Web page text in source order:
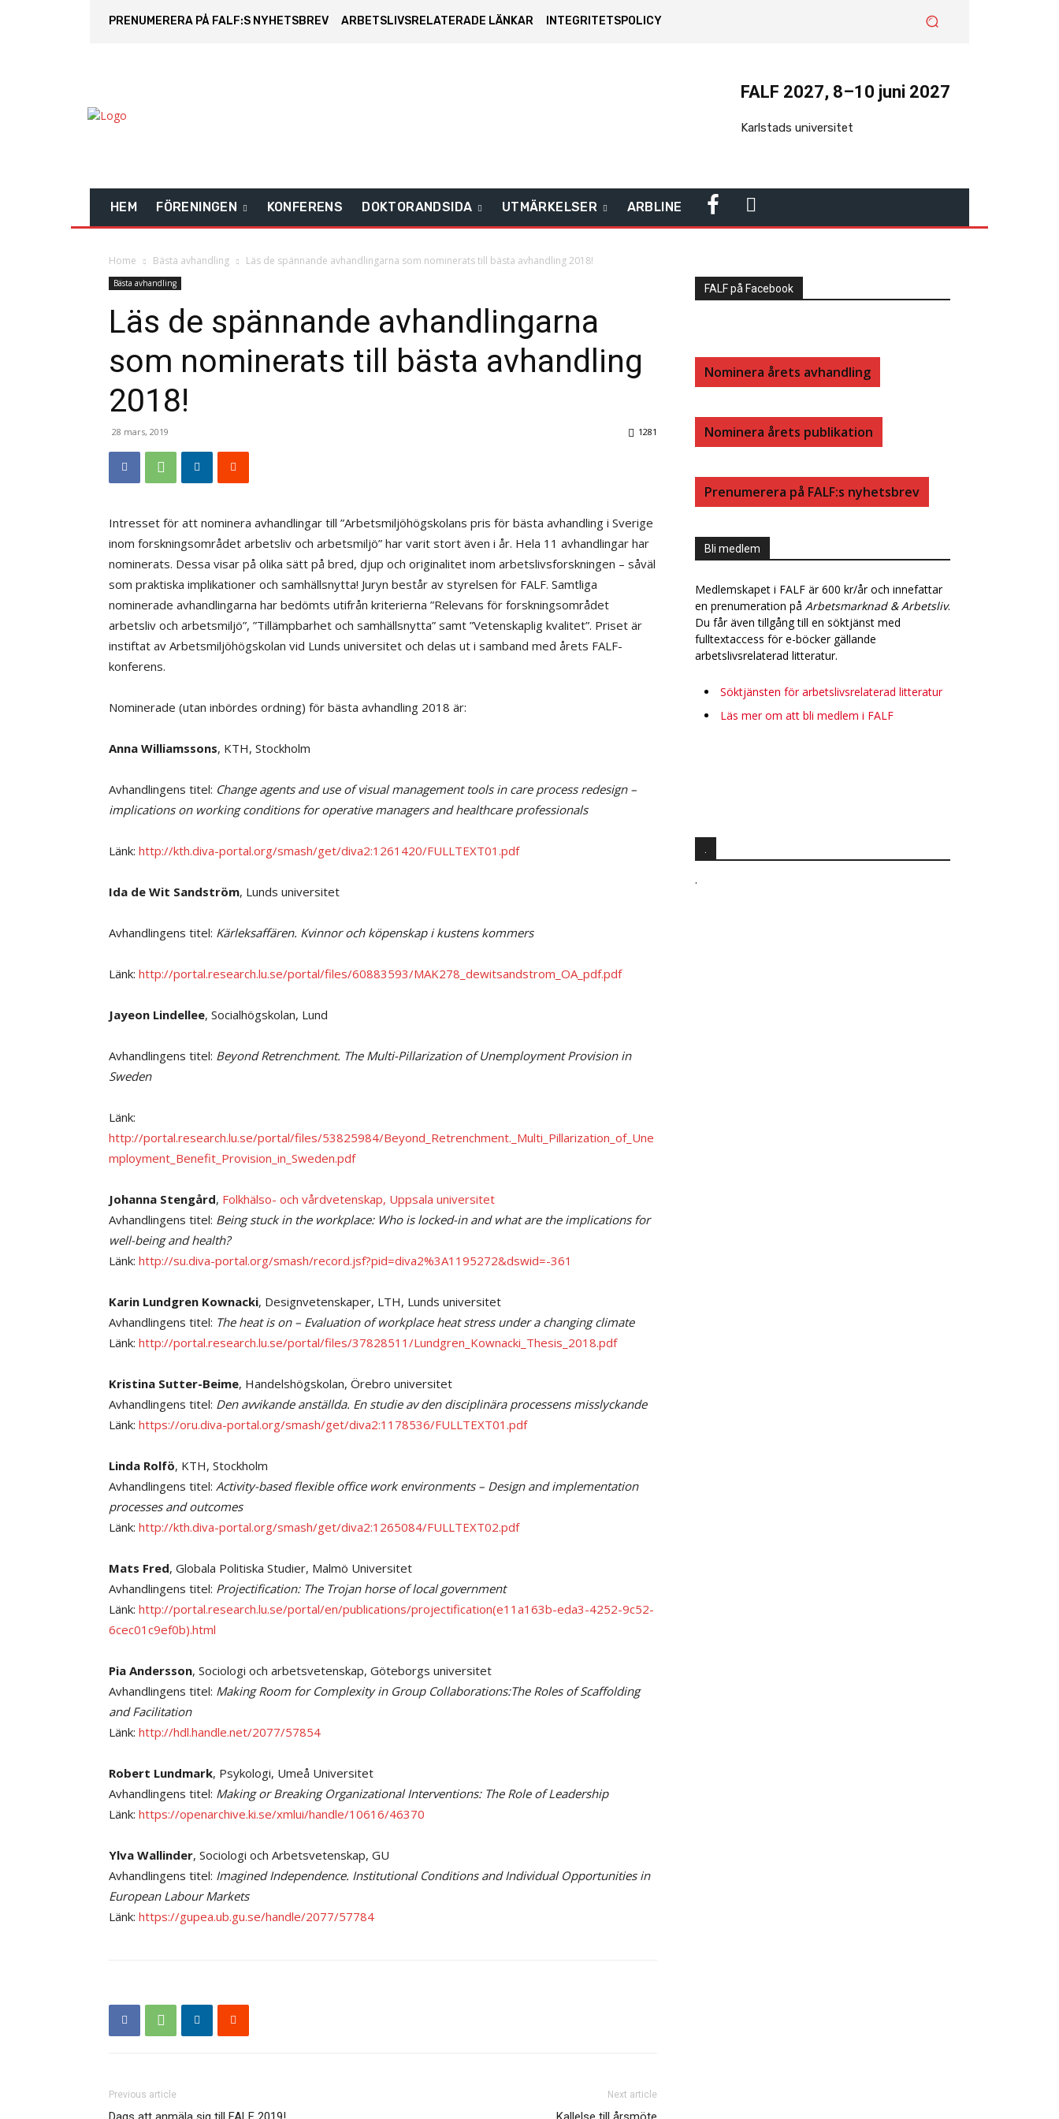
PRENUMERERA PÅ FALF:S NYHETSBREV ARBETSLIVSRELATERADE LÄNKAR INTEGRITETSPOLICY
FALF 2027, 8–10 juni 2027
Karlstads universitet
HEM FÖRENINGEN KONFERENS DOKTORANDSIDA UTMÄRKELSER ARBLINE
C
B
O
N
E
I
Home Bästa avhandling Läs de spännande avhandlingarna som nominerats till bästa avhandling 2018!
Bästa avhandling
Läs de spännande avhandlingarna
som nominerats till bästa avhandling
2018!
28 mars, 2019 1281
Intresset för att nominera avhandlingar till ”Arbetsmiljöhögskolans pris för bästa avhandling i Sverige
inom forskningsområdet arbetsliv och arbetsmiljö” har varit stort även i år. Hela 11 avhandlingar har
nominerats. Dessa visar på olika sätt på bred, djup och originalitet inom arbetslivsforskningen – såväl
som praktiska implikationer och samhällsnytta! Juryn består av styrelsen för FALF. Samtliga
nominerade avhandlingarna har bedömts utifrån kriterierna ”Relevans för forskningsområdet
arbetsliv och arbetsmiljö”, ”Tillämpbarhet och samhällsnytta” samt ”Vetenskaplig kvalitet”. Priset är
instiftat av Arbetsmiljöhögskolan vid Lunds universitet och delas ut i samband med årets FALF-
konferens.
Nominerade (utan inbördes ordning) för bästa avhandling 2018 är:
Anna Williamssons, KTH, Stockholm
Avhandlingens titel: Change agents and use of visual management tools in care process redesign –
implications on working conditions for operative managers and healthcare professionals
Länk: http://kth.diva-portal.org/smash/get/diva2:1261420/FULLTEXT01.pdf
Ida de Wit Sandström, Lunds universitet
Avhandlingens titel: Kärleksaffären. Kvinnor och köpenskap i kustens kommers
Länk: http://portal.research.lu.se/portal/files/60883593/MAK278_dewitsandstrom_OA_pdf.pdf
Jayeon Lindellee, Socialhögskolan, Lund
Avhandlingens titel: Beyond Retrenchment. The Multi-Pillarization of Unemployment Provision in
Sweden
Länk:
http://portal.research.lu.se/portal/files/53825984/Beyond_Retrenchment._Multi_Pillarization_of_Une
mployment_Benefit_Provision_in_Sweden.pdf
Johanna Stengård, Folkhälso- och vårdvetenskap, Uppsala universitet
Avhandlingens titel: Being stuck in the workplace: Who is locked-in and what are the implications for
well-being and health?
Länk: http://su.diva-portal.org/smash/record.jsf?pid=diva2%3A1195272&dswid=-361
Karin Lundgren Kownacki, Designvetenskaper, LTH, Lunds universitet
Avhandlingens titel: The heat is on – Evaluation of workplace heat stress under a changing climate
Länk: http://portal.research.lu.se/portal/files/37828511/Lundgren_Kownacki_Thesis_2018.pdf
Kristina Sutter-Beime, Handelshögskolan, Örebro universitet
Avhandlingens titel: Den avvikande anställda. En studie av den disciplinära processens misslyckande
Länk: https://oru.diva-portal.org/smash/get/diva2:1178536/FULLTEXT01.pdf
Linda Rolfö, KTH, Stockholm
Avhandlingens titel: Activity-based flexible office work environments – Design and implementation
processes and outcomes
Länk: http://kth.diva-portal.org/smash/get/diva2:1265084/FULLTEXT02.pdf
Mats Fred, Globala Politiska Studier, Malmö Universitet
Avhandlingens titel: Projectification: The Trojan horse of local government
Länk: http://portal.research.lu.se/portal/en/publications/projectification(e11a163b-eda3-4252-9c52-
6cec01c9ef0b).html
Pia Andersson, Sociologi och arbetsvetenskap, Göteborgs universitet
Avhandlingens titel: Making Room for Complexity in Group Collaborations:The Roles of Scaffolding
and Facilitation
Länk: http://hdl.handle.net/2077/57854
Robert Lundmark, Psykologi, Umeå Universitet
Avhandlingens titel: Making or Breaking Organizational Interventions: The Role of Leadership
Länk: https://openarchive.ki.se/xmlui/handle/10616/46370
Ylva Wallinder, Sociologi och Arbetsvetenskap, GU
Avhandlingens titel: Imagined Independence. Institutional Conditions and Individual Opportunities in
European Labour Markets
Länk: https://gupea.ub.gu.se/handle/2077/57784
Previous article Next article
FALF på Facebook
Nominera årets avhandling
Nominera årets publikation
Prenumerera på FALF:s nyhetsbrev
Bli medlem
Medlemskapet i FALF är 600 kr/år och innefattar
en prenumeration på Arbetsmarknad & Arbetsliv.
Du får även tillgång till en söktjänst med
fulltextaccess för e-böcker gällande
arbetslivsrelaterad litteratur.
Söktjänsten för arbetslivsrelaterad litteratur
Läs mer om att bli medlem i FALF
.